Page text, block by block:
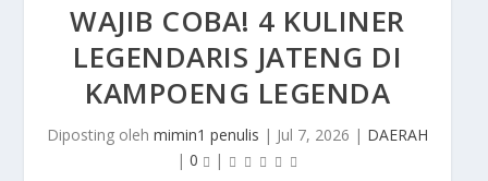
WAJIB COBA! 4 KULINER
LEGENDARIS JATENG DI
KAMPOENG LEGENDA
Diposting oleh mimin1 penulis | Jul 7, 2026 | DAERAH
| 0 |